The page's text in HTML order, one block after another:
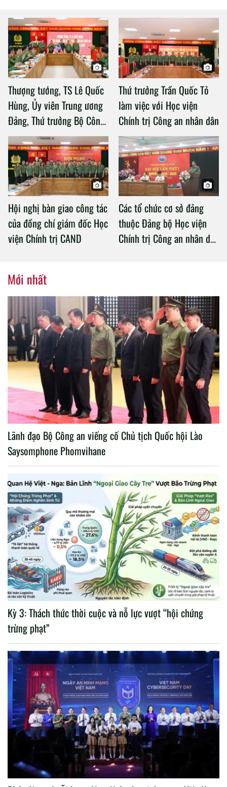
Thượng tướng, TS Lê Quốc
Hùng, Ủy viên Trung ương
Đảng, Thứ trưởng Bộ Công
an làm việc với Học viện
Chính trị Công an nhân dân
Thứ trưởng Trần Quốc Tỏ
làm việc với Học viện
Chính trị Công an nhân dân
Hội nghị bàn giao công tác
của đồng chí giám đốc Học
viện Chính trị CAND
Các tổ chức cơ sở đảng
thuộc Đảng bộ Học viện
Chính trị Công an nhân dân
Mới nhất
Lãnh đạo Bộ Công an viếng cố Chủ tịch Quốc hội Lào
Saysomphone Phomvihane
Kỳ 3: Thách thức thời cuộc và nỗ lực vượt “hội chứng
trừng phạt”